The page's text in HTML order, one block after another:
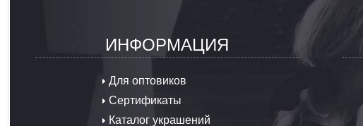
ИНФОРМАЦИЯ
Для оптовиков
Сертификаты
Каталог украшений